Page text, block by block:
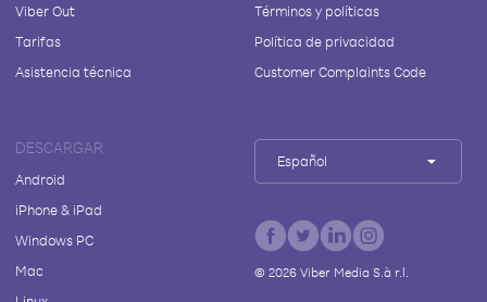
Viber Out
Tarifas
Asistencia técnica
Términos y políticas
Política de privacidad
Customer Complaints Code
DESCARGAR
Android
iPhone & iPad
Windows PC
Mac
Español
© 2026Viber Media S.à r.l.